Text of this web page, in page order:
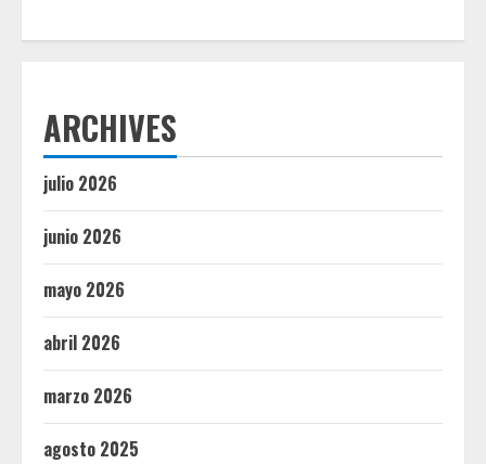
ARCHIVES
julio 2026
junio 2026
mayo 2026
abril 2026
marzo 2026
agosto 2025